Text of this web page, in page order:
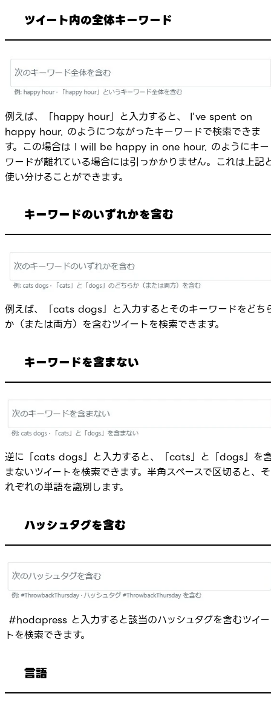
ツイート内の全体キーワード
例えば、「happy hour」と入力すると、 I’ve spent on
happy hour. のようにつながったキーワードで検索できま
す。この場合は I will be happy in one hour. のようにキー
ワードが離れている場合には引っかかりません。これは上記
使い分けることができます。
キーワードのいずれかを含む
例えば、「cats dogs」と入力するとそのキーワードをどち
か（または両方）を含むツイートを検索できます。
キーワードを含まない
逆に「cats dogs」と入力すると、「cats」と「dogs」を
まないツイートを検索できます。半角スペースで区切ると、そ
れぞれの単語を識別します。
ハッシュタグを含む
#hodapress と入力すると該当のハッシュタグを含むツイー
トを検索できます。
言語